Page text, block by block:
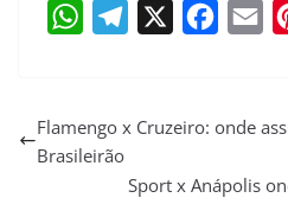
a
t
l
e
c
b
a
l
n
e
Flamengo x Cruzeiro: onde
Brasileirão
Sport x Anápolis